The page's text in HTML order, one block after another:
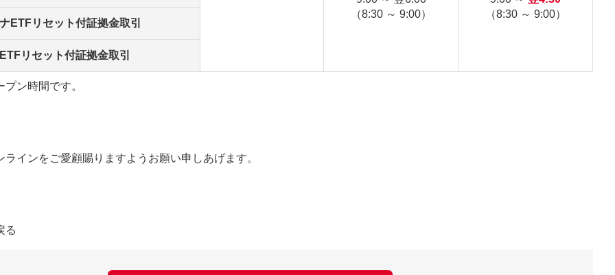
（8:30 ～ 9:00）
（8:30 ～ 9:00）
ETFリセット付証拠金取引
リセット付証拠金取引
ン時間です。
インをご愛顧賜りますようお願い申しあげます。
る